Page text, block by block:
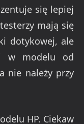
się lepiej
mają się
dotykowej, ale
w modelu od
nie należy przy
HP. Ciekaw